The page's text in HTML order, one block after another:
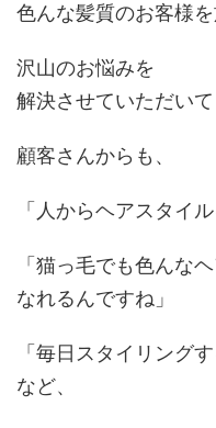
色んな髪質のお客様を
沢山のお悩みを
解決させていただいて
顧客さんからも、
「人からヘアスタイ
「猫っ毛でも色んな
なれるんですね」
「毎日スタイリング
など、